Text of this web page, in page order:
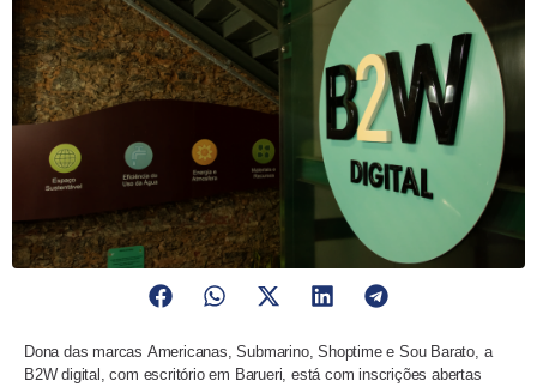
Dona das marcas Americanas, Submarino, Shoptime e Sou Barato, a
B2W digital, com escritório em Barueri, está com inscrições abertas